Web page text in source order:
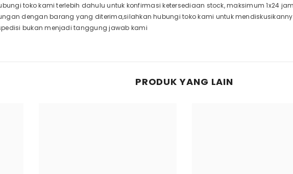
toko kami terlebih dahulu untuk konfirmasi ketersediaan stock, maksimum 1x24
dengan barang yang diterima,silahkan hubungi toko kami untuk
bukan menjadi tanggung jawab kami
PRODUK YANG LAIN